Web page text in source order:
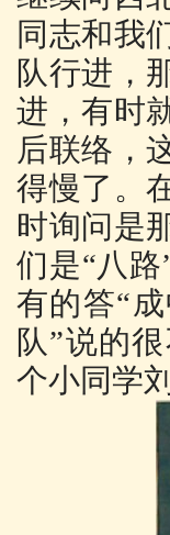
同志和我
队行进，
进，有时
后联络，
得慢了。
时询问是
们是“八
有的答“
队”说的
个小同学